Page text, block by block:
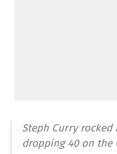
Steph Curry rocked
dropping 40 on the